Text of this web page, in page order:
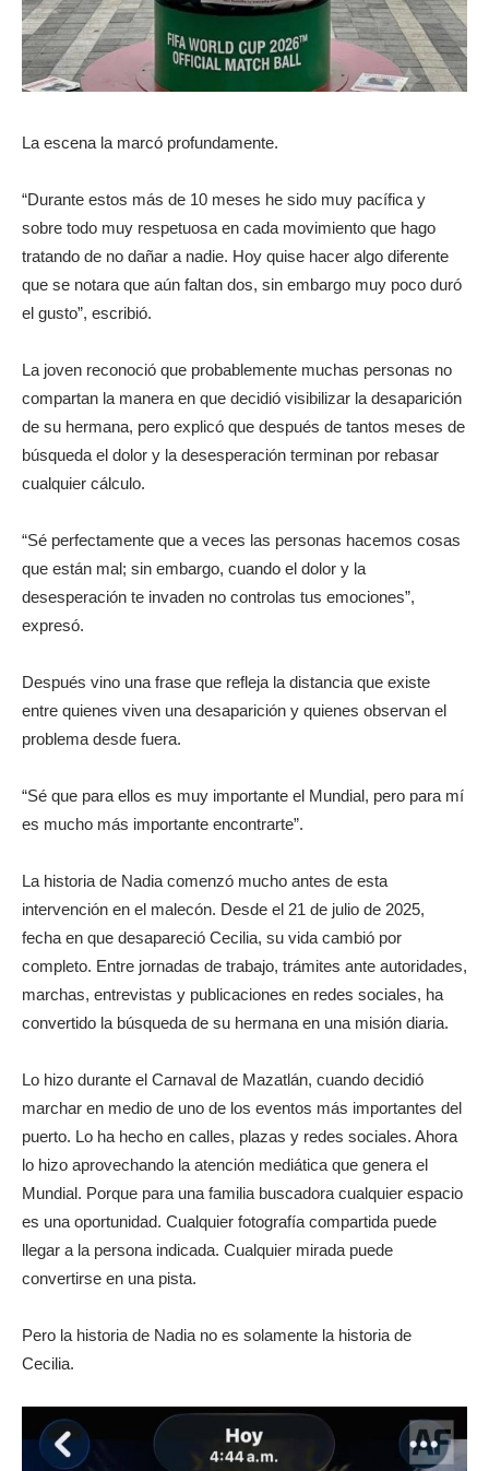
La escena la marcó profundamente.
“Durante estos más de 10 meses he sido muy pacífica y
sobre todo muy respetuosa en cada movimiento que hago
tratando de no dañar a nadie. Hoy quise hacer algo diferente
que se notara que aún faltan dos, sin embargo muy poco duró
el gusto”, escribió.
La joven reconoció que probablemente muchas personas no
compartan la manera en que decidió visibilizar la desaparición
de su hermana, pero explicó que después de tantos meses de
búsqueda el dolor y la desesperación terminan por rebasar
cualquier cálculo.
“Sé perfectamente que a veces las personas hacemos cosas
que están mal; sin embargo, cuando el dolor y la
desesperación te invaden no controlas tus emociones”,
expresó.
Después vino una frase que refleja la distancia que existe
entre quienes viven una desaparición y quienes observan el
problema desde fuera.
“Sé que para ellos es muy importante el Mundial, pero para mí
es mucho más importante encontrarte”.
La historia de Nadia comenzó mucho antes de esta
intervención en el malecón. Desde el 21 de julio de 2025,
fecha en que desapareció Cecilia, su vida cambió por
completo. Entre jornadas de trabajo, trámites ante autoridades,
marchas, entrevistas y publicaciones en redes sociales, ha
convertido la búsqueda de su hermana en una misión diaria.
Lo hizo durante el Carnaval de Mazatlán, cuando decidió
marchar en medio de uno de los eventos más importantes del
puerto. Lo ha hecho en calles, plazas y redes sociales. Ahora
lo hizo aprovechando la atención mediática que genera el
Mundial. Porque para una familia buscadora cualquier espacio
es una oportunidad. Cualquier fotografía compartida puede
llegar a la persona indicada. Cualquier mirada puede
convertirse en una pista.
Pero la historia de Nadia no es solamente la historia de
Cecilia.